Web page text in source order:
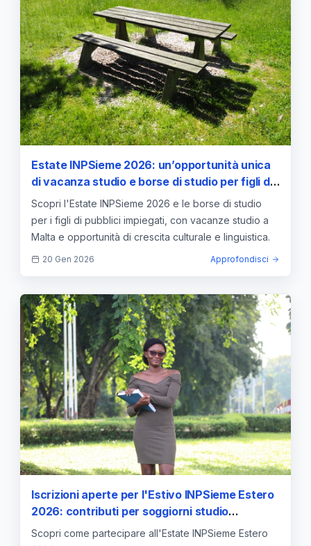
Estate INPSieme 2026: un’opportunità unica
di vacanza studio e borse di studio per figli di
funzionari pubblici
Scopri l'Estate INPSieme 2026 e le borse di studio
per i figli di pubblici impiegati, con vacanze studio a
Malta e opportunità di crescita culturale e linguistica.
20 Gen 2026 Approfondisci
Iscrizioni aperte per l'Estivo INPSieme Estero
2026: contributi per soggiorni studio
all’estero
Scopri come partecipare all'Estate INPSieme Estero